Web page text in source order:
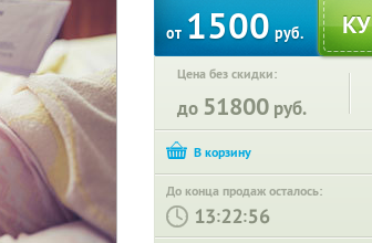
от 1500 руб.
Цена без скидки:
до 51800 руб.
До конца продаж осталось:
: :